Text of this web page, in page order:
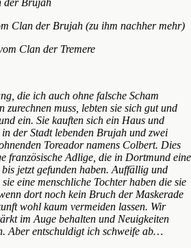
der Brujah
Clan der Brujah (zu ihm nachher mehr)
Clan der Tremere
die ich auch ohne falsche Scham
zurechnen muss, lebten sie sich gut und
ein. Sie kauften sich ein Haus und
der Stadt lebenden Brujah und zwei
Toreador namens Colbert. Dies
französische Adlige, die in Dortmund eine
jetzt gefunden haben. Auffällig und
eine menschliche Tochter haben die sie
dort noch kein Bruch der Maskerade
wohl kaum vermeiden lassen. Wir
im Auge behalten und Neuigkeiten
Aber entschuldigt ich schweife ab…